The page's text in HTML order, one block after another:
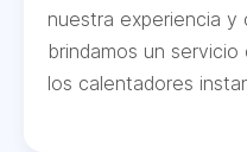
nuestra experiencia
brindamos un
los calentadores